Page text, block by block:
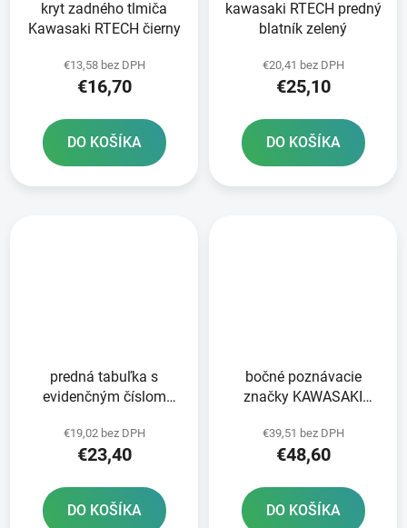
kryt zadného tlmiča
Kawasaki RTECH čierny
€13,58 bez DPH
€16,70
DO KOŠÍKA
kawasaki RTECH predný
blatník zelený
€20,41 bez DPH
€25,10
DO KOŠÍKA
predná tabuľka s
evidenčným číslom
zelená
€19,02 bez DPH
€23,40
DO KOŠÍKA
bočné poznávacie
značky KAWASAKI
€39,51 bez DPH
€48,60
DO KOŠÍKA